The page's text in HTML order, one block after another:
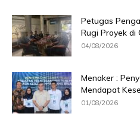
Petugas
Rugi Proyek di
04/08/2026
Menaker :
Mendapat
01/08/2026